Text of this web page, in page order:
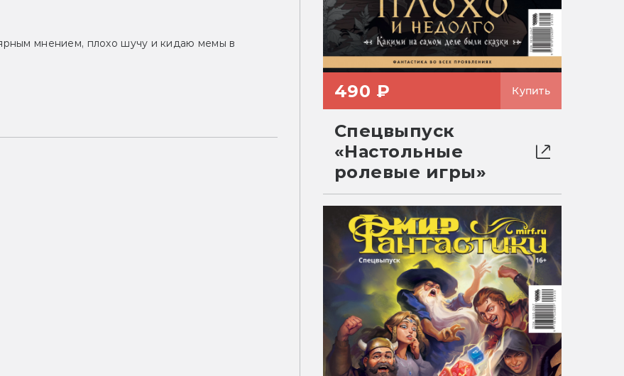
мнением, плохо шучу и кидаю мемы в
490 ₽ Купить
Спецвыпуск
«Настольные
ролевые игры»